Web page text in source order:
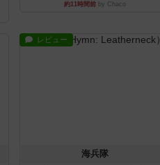
約11時間前by Chaco
レビュー
海兵隊